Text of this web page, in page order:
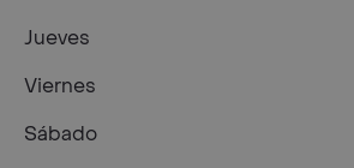
Jueves
Viernes
Sábado